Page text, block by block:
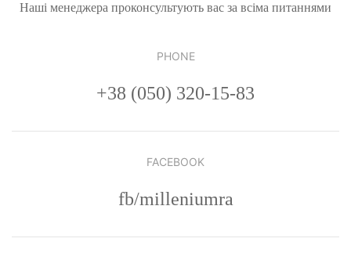
Наші менеджера проконсультують вас за всіма питаннями
PHONE
+38 (050) 320-15-83
FACEBOOK
fb/milleniumra